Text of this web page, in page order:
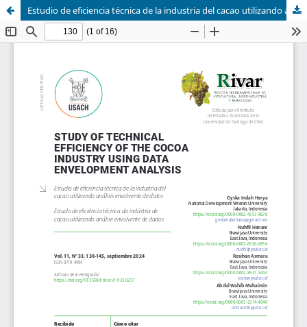
Estudio de eficiencia técnica de la industria del cacao utilizando análisis envolvente de datos